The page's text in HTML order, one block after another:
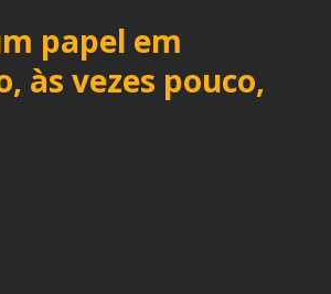
papel em
às vezes pouco,